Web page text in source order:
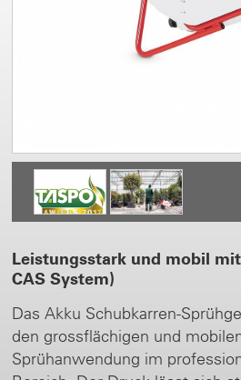
Leistungsstark und mobil
CAS System)
Das Akku Schubkarren-
den grossflächigen und
Sprühanwendung im